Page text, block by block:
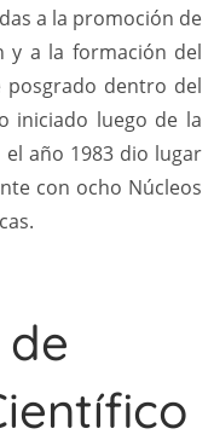
a la promoción de
y a la formación del
posgrado dentro del
iniciado luego de la
año 1983 dio lugar
con ocho Núcleos